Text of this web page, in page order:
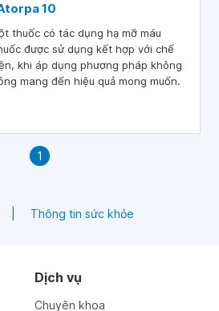
10
thuốc có tác dụng hạ mỡ máu
được sử dụng kết hợp với chế
khi áp dụng phương pháp không
mang đến hiệu quả mong muốn.
1
Thông tin sức khỏe
Dịch vụ
Chuyên khoa